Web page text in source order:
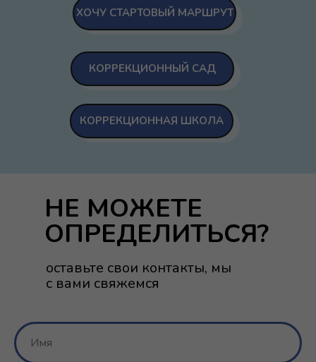
КОРРЕКЦИОННЫЙ САД
КОРРЕКЦИОННАЯ ШКОЛА
ХОЧУ СТАРТОВЫЙ МАРШРУТ
НЕ МОЖЕТЕ
ОПРЕДЕЛИТЬСЯ?
оставьте свои контакты, мы
с вами свяжемся